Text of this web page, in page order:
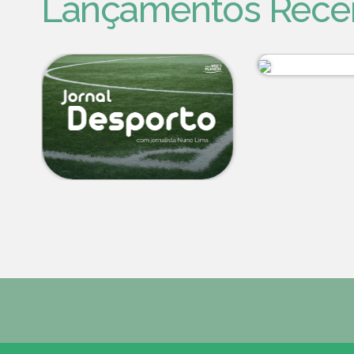
Lançamentos